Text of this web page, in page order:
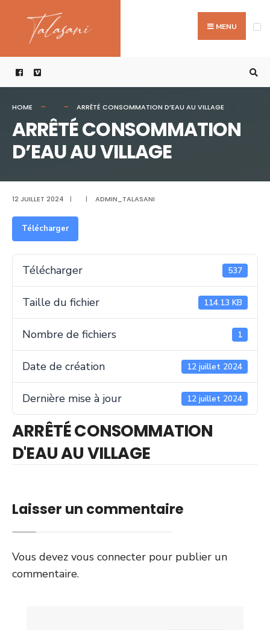
content
MENU
HOME ARRÊTÉ CONSOMMATION D’EAU AU VILLAGE
ARRÊTÉ CONSOMMATION
D’EAU AU VILLAGE
12 JUILLET 2024 | | ADMIN_TALASANI
Télécharger
Télécharger 537
Taille du fichier 114.13 KB
Nombre de fichiers 1
Date de création 12 juillet 2024
Dernière mise à jour 12 juillet 2024
ARRÊTÉ CONSOMMATION
D'EAU AU VILLAGE
Laisser un commentaire
Vous devez vous connecter pour publier un
commentaire.
for: